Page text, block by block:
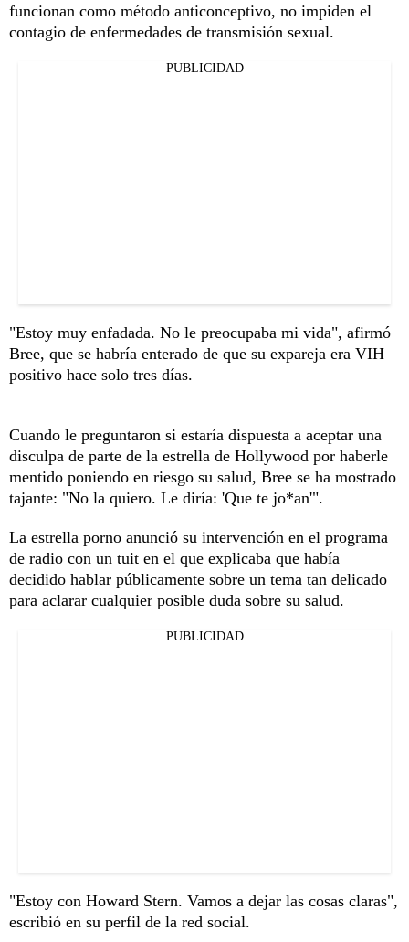
funcionan como método anticonceptivo, no impiden el
contagio de enfermedades de transmisión sexual.
PUBLICIDAD
"Estoy muy enfadada. No le preocupaba mi vida", afirmó
Bree, que se habría enterado de que su expareja era VIH
positivo hace solo tres días.
Cuando le preguntaron si estaría dispuesta a aceptar una
disculpa de parte de la estrella de Hollywood por haberle
mentido poniendo en riesgo su salud, Bree se ha mostrado
tajante: "No la quiero. Le diría: 'Que te jo*an'".
La estrella porno anunció su intervención en el programa
de radio con un tuit en el que explicaba que había
decidido hablar públicamente sobre un tema tan delicado
para aclarar cualquier posible duda sobre su salud.
PUBLICIDAD
"Estoy con Howard Stern. Vamos a dejar las cosas claras",
escribió en su perfil de la red social.